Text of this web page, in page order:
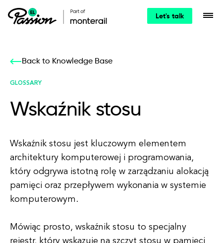
Let's talk
Back to Knowledge Base
GLOSSARY
Wskaźnik stosu
Wskaźnik stosu jest kluczowym elementem
architektury komputerowej i programowania,
który odgrywa istotną rolę w zarządzaniu alokacją
pamięci oraz przepływem wykonania w systemie
komputerowym.
Mówiąc prosto, wskaźnik stosu to specjalny
rejestr, który wskazuje na szczyt stosu w pamięci